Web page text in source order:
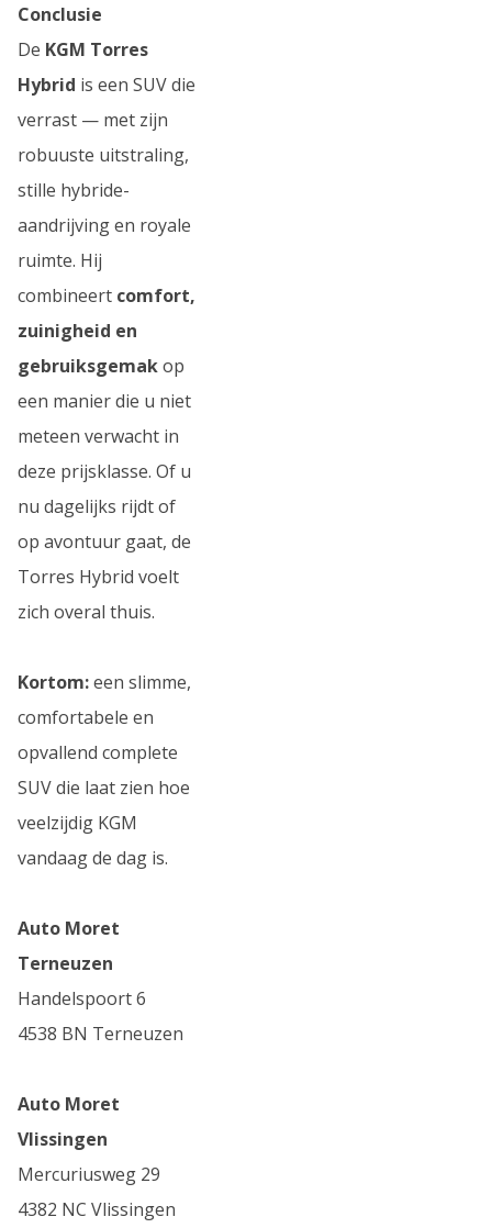
Conclusie
De KGM Torres
Hybrid is een SUV die
verrast — met zijn
robuuste uitstraling,
stille hybride-
aandrijving en royale
ruimte. Hij
combineert comfort,
zuinigheid en
gebruiksgemakop
een manier die u niet
meteen verwacht in
deze prijsklasse. Of u
nu dagelijks rijdt of
op avontuur gaat, de
Torres Hybrid voelt
zich overal thuis.
Kortom:een slimme,
comfortabele en
opvallend complete
SUV die laat zien hoe
veelzijdig KGM
vandaag de dag is.
Auto Moret
Terneuzen
Handelspoort 6
4538 BN Terneuzen
Auto Moret
Vlissingen
Mercuriusweg 29
4382 NC Vlissingen